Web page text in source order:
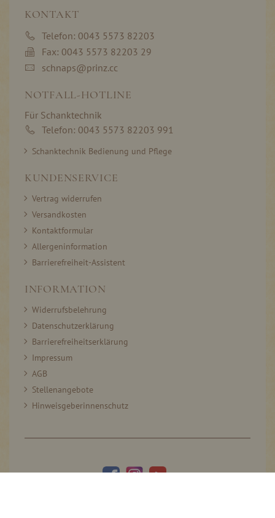
KONTAKT
Telefon: 0043 5573 82203
Fax: 0043 5573 82203 29
schnaps@prinz.cc
NOTFALL-HOTLINE
Für Schanktechnik
Telefon: 0043 5573 82203 991
Schanktechnik Bedienung und Pflege
KUNDENSERVICE
Vertrag widerrufen
Versandkosten
Kontaktformular
Allergeninformation
Barrierefreiheit-Assistent
INFORMATION
Widerrufsbelehrung
Datenschutzerklärung
Barrierefreiheitserklärung
Impressum
AGB
Stellenangebote
Hinweisgeberinnenschutz